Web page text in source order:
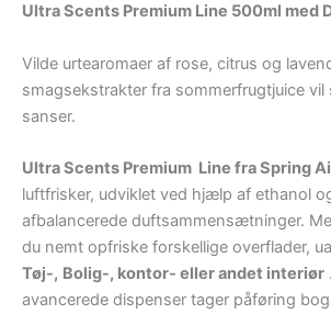
Ultra Scents Premium Line 500ml med
Vilde urtearomaer af rose, citrus og
smagsekstrakter fra sommerfrugtjuice vil
sanser.
Ultra Scents Premium Line fra Spring
luftfrisker, udviklet ved hjælp af ethanol
afbalancerede duftsammensætninger.
du nemt opfriske forskellige overflader,
Tøj-, Bolig-, kontor- eller andet interiør
avancerede dispenser tager påføring